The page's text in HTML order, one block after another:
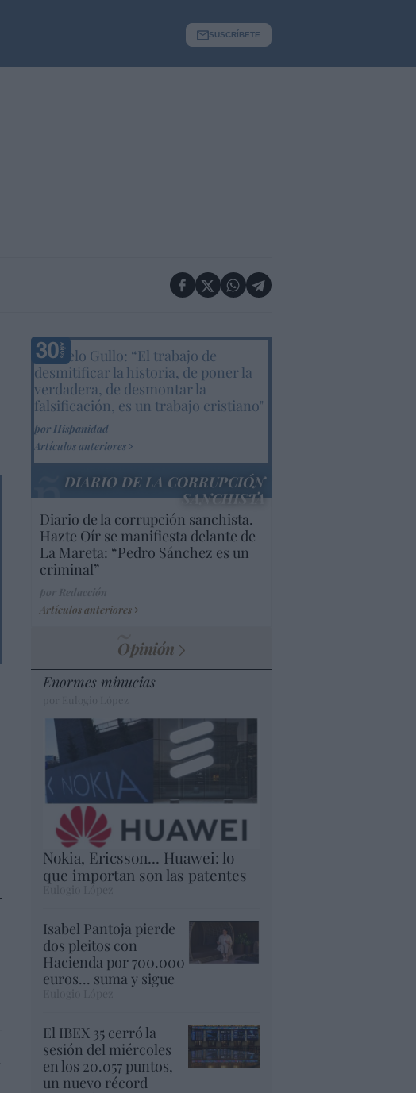
SUSCRÍBETE
Marcelo Gullo: “El trabajo de
desmitificar la historia, de poner la
verdadera, de desmontar la
falsificación, es un trabajo cristiano"
por Hispanidad
Artículos anteriores
DIARIO DE LA CORRUPCIÓN
SANCHISTA
Diario de la corrupción sanchista.
Hazte Oír se manifiesta delante de
La Mareta: “Pedro Sánchez es un
criminal”
Artículos anteriores
Opinión
Enormes minucias
Nokia, Ericsson... Huawei: lo
que importan son las patentes
Eulogio López
Isabel Pantoja pierde
dos pleitos con
Hacienda por 700.000
euros... suma y sigue
El IBEX 35 cerró la
sesión del miércoles
en los 20.057 puntos,
un nuevo récord